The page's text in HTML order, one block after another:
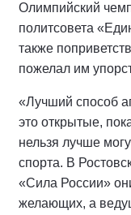
Олимпийский
политсовета
также
пожелал им
«Лучший способ
это открытые,
нельзя лучше
спорта. В
«Сила России»
желающих, а